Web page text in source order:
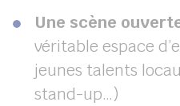
Une scène
véritable espace
jeunes talents
stand-up…)